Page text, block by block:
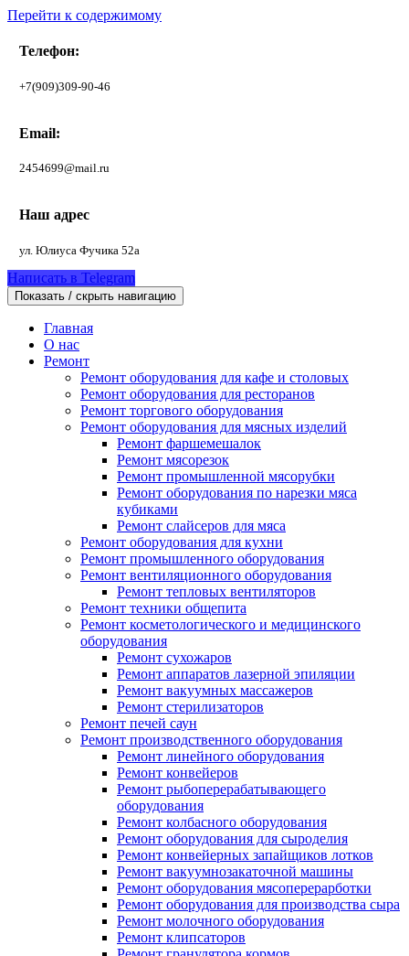
Перейти к содержимому
Телефон:
+7(909)309-90-46
Email:
2454699@mail.ru
Наш адрес
ул. Юлиуса Фучика 52а
Написать в Telegram
Показать / скрыть навигацию
Главная
О нас
Ремонт
Ремонт оборудования для кафе и столовых
Ремонт оборудования для ресторанов
Ремонт торгового оборудования
Ремонт оборудования для мясных изделий
Ремонт фаршемешалок
Ремонт мясорезок
Ремонт промышленной мясорубки
Ремонт оборудования по нарезки мяса
кубиками
Ремонт слайсеров для мяса
Ремонт оборудования для кухни
Ремонт промышленного оборудования
Ремонт вентиляционного оборудования
Ремонт тепловых вентиляторов
Ремонт техники общепита
Ремонт косметологического и медицинского
оборудования
Ремонт сухожаров
Ремонт аппаратов лазерной эпиляции
Ремонт вакуумных массажеров
Ремонт стерилизаторов
Ремонт печей саун
Ремонт производственного оборудования
Ремонт линейного оборудования
Ремонт конвейеров
Ремонт рыбоперерабатывающего
оборудования
Ремонт колбасного оборудования
Ремонт оборудования для сыроделия
Ремонт конвейерных запайщиков лотков
Ремонт вакуумнозакаточной машины
Ремонт оборудования мясоперерарботки
Ремонт оборудования для производства сыра
Ремонт молочного оборудования
Ремонт клипсаторов